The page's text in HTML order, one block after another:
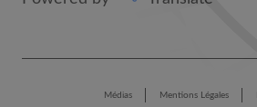
Médias Mentions Légales